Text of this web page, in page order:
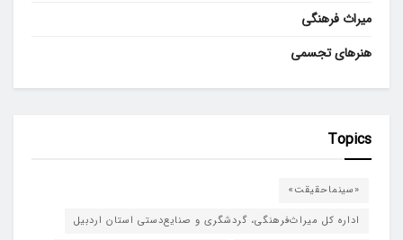
میراث فرهنگی
هنرهای تجسمی
Topics
«سینماحقیقت»
اداره کل میراث‌فرهنگی، گردشگری و صنایع‌دستی استان اردبیل